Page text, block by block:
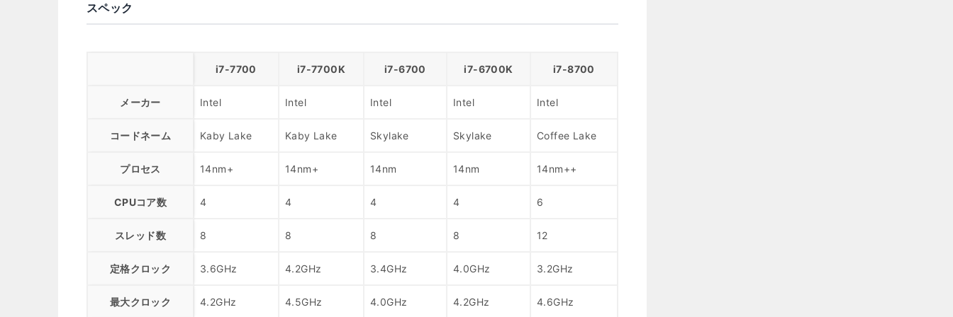
スペック
i7-7700 i7-7700K i7-6700 i7-6700K i7-8700
メーカー Intel Intel Intel Intel Intel
コードネーム Kaby Lake Kaby Lake Skylake Skylake Coffee Lake
プロセス 14nm+ 14nm+ 14nm 14nm 14nm++
CPUコア数 4 4 4 4 6
スレッド数 8 8 8 8 12
定格クロック 3.6GHz 4.2GHz 3.4GHz 4.0GHz 3.2GHz
最大クロック 4.2GHz 4.5GHz 4.0GHz 4.2GHz 4.6GHz